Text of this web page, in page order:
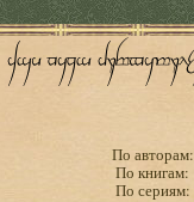
По авторам:
По книгам:
По сериям: